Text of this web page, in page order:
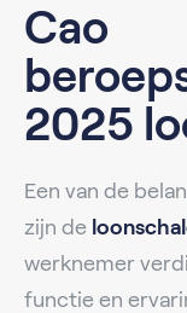
Cao
2025
Een van de
zijn de
werknemer
functie en